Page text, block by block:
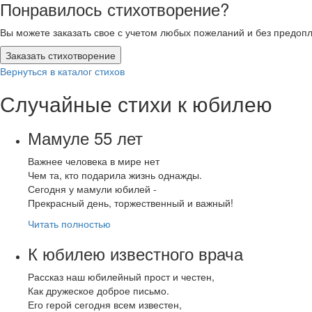
Понравилось стихотворение?
Вы можете заказать свое с учетом любых пожеланий и без
Заказать стихотворение
Вернуться в каталог стихов
Случайные стихи к юбилею
Мамуле 55 лет
Важнее человека в мире нет
Чем та, кто подарила жизнь однажды.
Сегодня у мамули юбилей -
Прекрасный день, торжественный и важный!
Читать полностью
К юбилею известного врача
Рассказ наш юбилейный прост и честен,
Как дружеское доброе письмо.
Его герой сегодня всем известен,